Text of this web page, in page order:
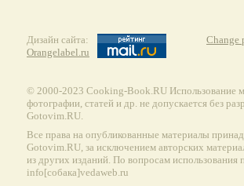
Дизайн сайта:
Orangelabel.ru
Change
© 2000-2023 Сooking-Book.RU Использование
фотографии, статей и др. не допускается без
Gotovim.RU.
Все права на опубликованные материалы
Gotovim.RU, за исключением авторских
из других изданий. По вопросам использования
info[собака]vedaweb.ru